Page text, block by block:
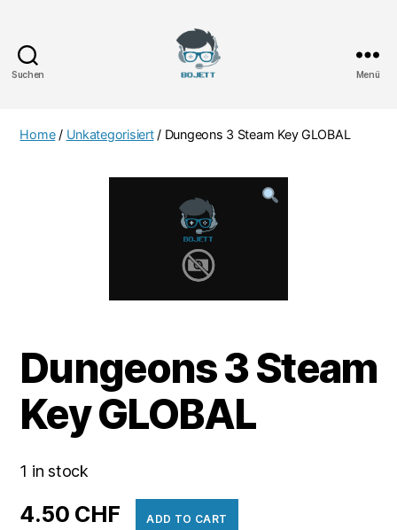
Suchen Menü
Home/ Unkategorisiert/ Dungeons 3 Steam Key GLOBAL
Dungeons 3 Steam
Key GLOBAL
1 in stock
4.50 CHF ADD TO CART